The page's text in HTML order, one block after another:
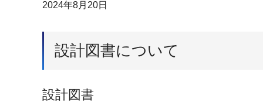
2024年8月20日
設計図書について
設計図書